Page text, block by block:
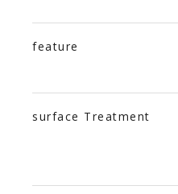
feature
surface Treatment